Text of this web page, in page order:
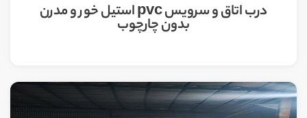
درب اتاق و سرویس pvc استیل خور و مدرن
بدون چارچوب